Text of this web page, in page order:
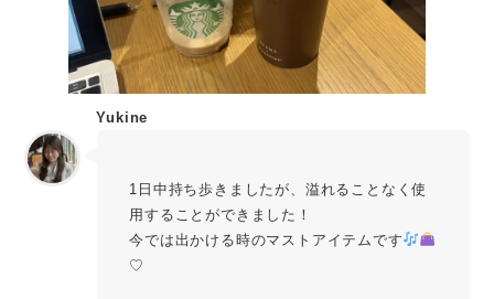
Yukine
1日中持ち歩きましたが、溢れることなく使
用することができました！
今では出かける時のマストアイテムです
♡